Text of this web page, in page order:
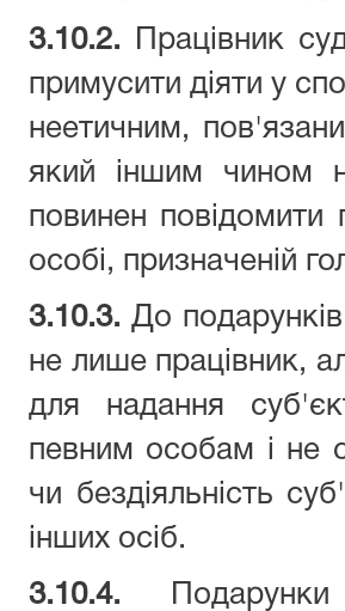
3.10.2.
Працівник
примусити діяти у
неетичним,
який іншим чином
повинен повідомити
особі, призначеній
3.10.3. До
не лише працівник,
для надання
певним особам і не
чи бездіяльність
інших осіб.
3.10.4.